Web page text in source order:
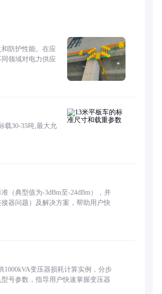
防护性能。在应
领域对电力供应
载30-35吨,最大允
（典型值为-3dBm至-24dBm），并
器问题）及解决方案，帮助用户快
1000kVA变压器损耗计算实例，分步
号参数，指导用户快速掌握变压器